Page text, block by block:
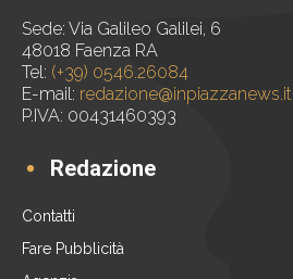
Sede: Via Galileo Galilei, 6
48018 Faenza RA
Tel: (+39) 0546.26084
E-mail: redazione@inpiazzanews.it
P.IVA: 00431460393
Redazione
Contatti
Fare Pubblicità